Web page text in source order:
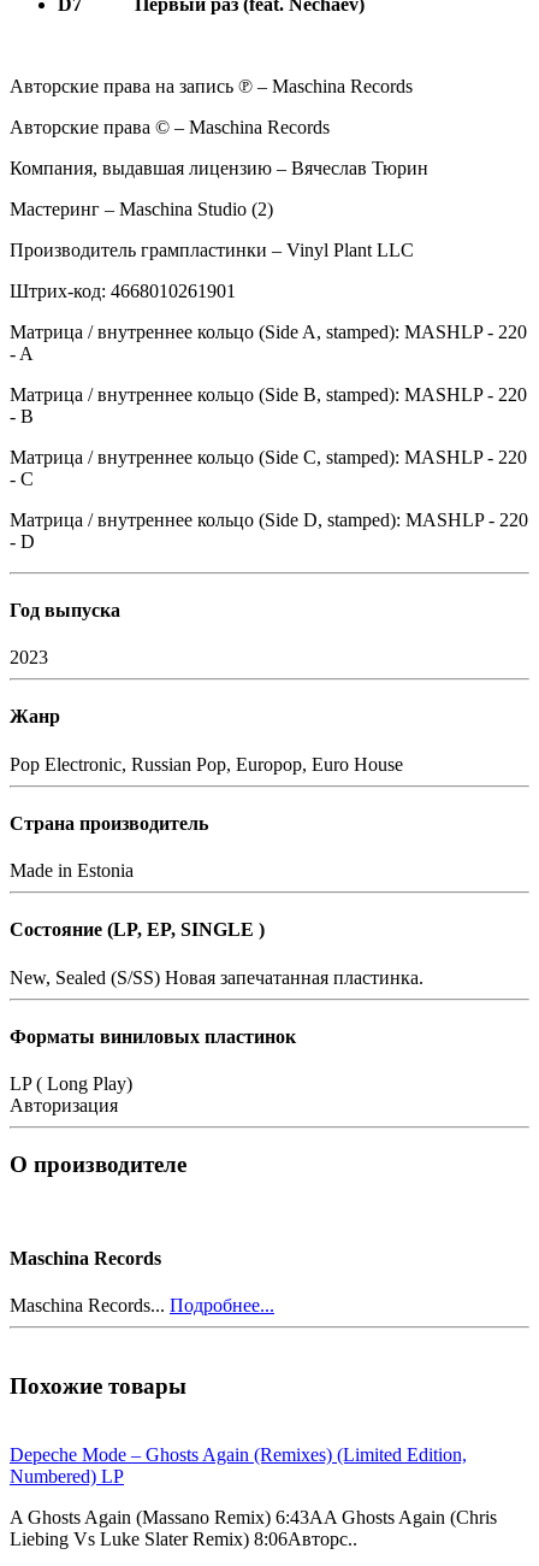
Авторские права на запись ℗ – Maschina Records
Авторские права © – Maschina Records
Компания, выдавшая лицензию – Вячеслав Тюрин
Мастеринг – Maschina Studio (2)
Производитель грампластинки – Vinyl Plant LLC
Штрих-код: 4668010261901
Матрица / внутреннее кольцо (Side A, stamped): MASHLP - 220
- A
Матрица / внутреннее кольцо (Side B, stamped): MASHLP - 220
- B
Матрица / внутреннее кольцо (Side C, stamped): MASHLP - 220
- C
Матрица / внутреннее кольцо (Side D, stamped): MASHLP - 220
- D
Год выпуска
2023
Жанр
Pop Electronic, Russian Pop, Europop, Euro House
Страна производитель
Made in Estonia
Состояние (LP, EP, SINGLE )
New, Sealed (S/SS) Новая запечатанная пластинка.
Форматы виниловых пластинок
LP ( Long Play)
Авторизация
О производителе
Maschina Records
Maschina Records... Подробнее...
Похожие товары
Depeche Mode – Ghosts Again (Remixes) (Limited Edition,
Numbered) LP
A Ghosts Again (Massano Remix) 6:43AA Ghosts Again (Chris
Liebing Vs Luke Slater Remix) 8:06Авторс..